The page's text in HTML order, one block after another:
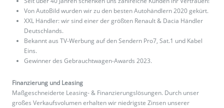
Von AutoBild wurden wir zu den besten Autohändlern 2020 gekürt.
XXL Händler: wir sind einer der größten Renault & Dacia Händler
Deutschlands.
Bekannt aus TV-Werbung auf den Sendern Pro7, Sat.1 und Kabel
Eins.
Gewinner des Gebrauchtwagen-Awards 2023.
Finanzierung und Leasing
Maßgeschneiderte Leasing- & Finanzierungslösungen. Durch unser
großes Verkaufsvolumen erhalten wir niedrigste Zinsen unserer